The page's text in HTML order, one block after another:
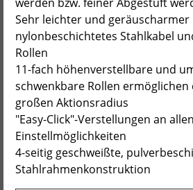
werden bzw. feiner Abgestuft
Sehr leichter und geräuscharmer
nylonbeschichtetes Stahlkabel
Rollen
11-fach höhenverstellbare und
schwenkbare Rollen
großen Aktionsradius
"Easy-Click"-Verstellungen an allen
Einstellmöglichkeiten
4-seitig geschweißte,
Stahlrahmenkonstruktion